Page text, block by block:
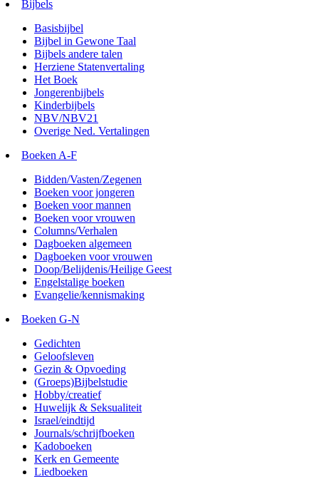
Bijbels
Basisbijbel
Bijbel in Gewone Taal
Bijbels andere talen
Herziene Statenvertaling
Het Boek
Jongerenbijbels
Kinderbijbels
NBV/NBV21
Overige Ned. Vertalingen
Boeken A-F
Bidden/Vasten/Zegenen
Boeken voor jongeren
Boeken voor mannen
Boeken voor vrouwen
Columns/Verhalen
Dagboeken algemeen
Dagboeken voor vrouwen
Doop/Belijdenis/Heilige Geest
Engelstalige boeken
Evangelie/kennismaking
Boeken G-N
Gedichten
Geloofsleven
Gezin & Opvoeding
(Groeps)Bijbelstudie
Hobby/creatief
Huwelijk & Seksualiteit
Israel/eindtijd
Journals/schrijfboeken
Kadoboeken
Kerk en Gemeente
Liedboeken